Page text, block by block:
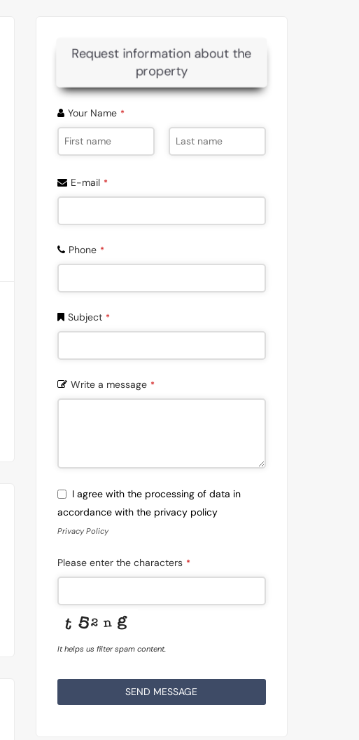
Request information about the
property
Your Name *
E-mail *
Phone *
Subject *
Write a message *
I agree with the processing of data in
accordance with the privacy policy
Privacy Policy
Please enter the characters *
It helps us filter spam content.
SEND MESSAGE